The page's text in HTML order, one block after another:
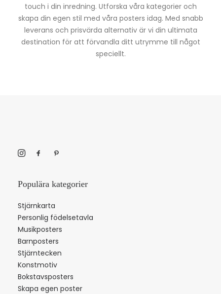
touch i din inredning. Utforska våra kategorier och
skapa din egen stil med våra posters idag. Med snabb
leverans och prisvärda alternativ är vi din ultimata
destination för att förvandla ditt utrymme till något
speciellt.
Populära kategorier
Stjärnkarta
Personlig födelsetavla
Musikposters
Barnposters
Stjärntecken
Konstmotiv
Bokstavsposters
Skapa egen poster